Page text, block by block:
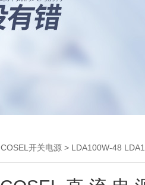
COSEL开关电源 > LDA100W-48 LDA100W-